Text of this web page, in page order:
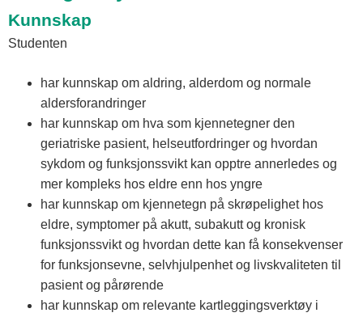
Kunnskap
Studenten
har kunnskap om aldring, alderdom og normale
aldersforandringer
har kunnskap om hva som kjennetegner den
geriatriske pasient, helseutfordringer og hvordan
sykdom og funksjonssvikt kan opptre annerledes og
mer kompleks hos eldre enn hos yngre
har kunnskap om kjennetegn på skrøpelighet hos
eldre, symptomer på akutt, subakutt og kronisk
funksjonssvikt og hvordan dette kan få konsekvenser
for funksjonsevne, selvhjulpenhet og livskvaliteten til
pasient og pårørende
har kunnskap om relevante kartleggingsverktøy i